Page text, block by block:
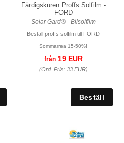
Färdigskuren Proffs Solfilm -
FORD
Solar Gard® - Bilsolfilm
Beställ proffs solfilm till FORD
Sommarrea 15-50%!
från19 EUR
(Ord. Pris:33 EUR)